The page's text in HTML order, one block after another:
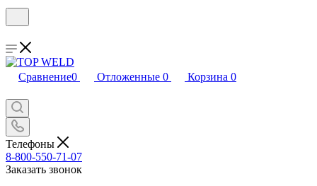
Сравнение0 Отложенные 0 Корзина 0
Телефоны
8-800-550-71-07
Заказать звонок